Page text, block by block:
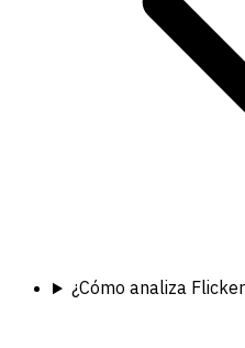
¿Cómo analiza